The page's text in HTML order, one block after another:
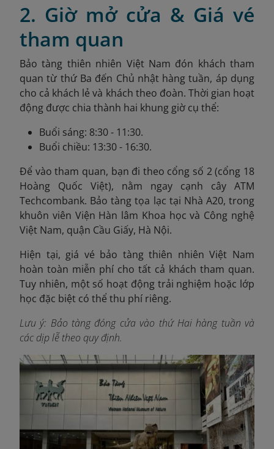
2. Giờ mở cửa & Giá vé
tham quan
Bảo tàng thiên nhiên Việt Nam đón khách tham
quan từ thứ Ba đến Chủ nhật hàng tuần, áp dụng
cho cả khách lẻ và khách theo đoàn. Thời gian hoạt
động được chia thành hai khung giờ cụ thể:
Buổi sáng: 8:30 - 11:30.
Buổi chiều: 13:30 - 16:30.
Để vào tham quan, bạn đi theo cổng số 2 (cổng 18
Hoàng Quốc Việt), nằm ngay cạnh cây ATM
Techcombank. Bảo tàng tọa lạc tại Nhà A20, trong
khuôn viên Viện Hàn lâm Khoa học và Công nghệ
Việt Nam, quận Cầu Giấy, Hà Nội.
Hiện tại, giá vé bảo tàng thiên nhiên Việt Nam
hoàn toàn miễn phí cho tất cả khách tham quan.
Tuy nhiên, một số hoạt động trải nghiệm hoặc lớp
học đặc biệt có thể thu phí riêng.
Lưu ý: Bảo tàng đóng cửa vào thứ Hai hàng tuần và
các dịp lễ theo quy định.